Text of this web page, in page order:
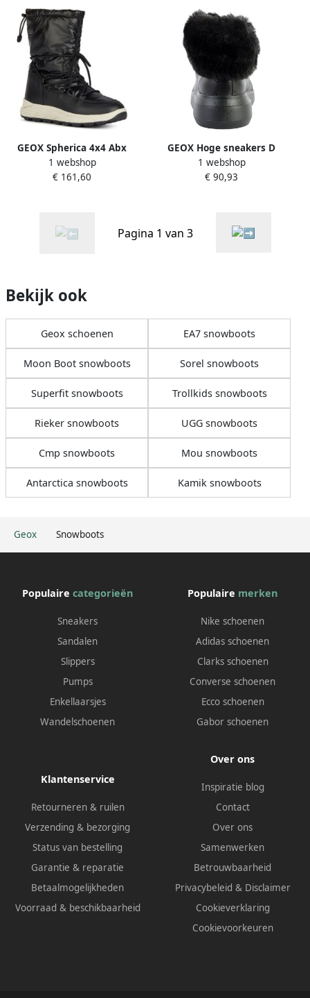
Geox Snowboots
GEOX Spherica 4x4 Abx
Sneakers Zwart Vrouw
1 webshop
€ 161,60
GEOX Hoge sneakers D
Rubidia C Nappa +
synthetisch bont
1 webshop
€ 90,93
Pagina 1 van 3
Bekijk ook
Geox schoenen EA7 snowboots
Moon Boot snowboots Sorel snowboots
Superfit snowboots Trollkids snowboots
Rieker snowboots UGG snowboots
Cmp snowboots Mou snowboots
Antarctica snowboots Kamik snowboots
Populaire categorieën
Sneakers
Sandalen
Slippers
Pumps
Enkellaarsjes
Wandelschoenen
Populaire merken
Nike schoenen
Adidas schoenen
Clarks schoenen
Converse schoenen
Ecco schoenen
Gabor schoenen
Klantenservice
Retourneren & ruilen
Verzending & bezorging
Status van bestelling
Garantie & reparatie
Betaalmogelijkheden
Voorraad & beschikbaarheid
Over ons
Inspiratie blog
Contact
Over ons
Samenwerken
Betrouwbaarheid
Privacybeleid & Disclaimer
Cookieverklaring
Cookievoorkeuren